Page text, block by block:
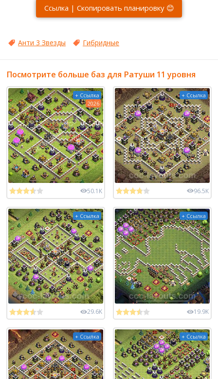
Ссылка | Скопировать планировку 😊
Анти 3 Звезды Гибридные
Посмотрите больше баз для Ратуши 11 уровня
+ Ссылка
2026
50.1K
+ Ссылка
96.5K
+ Ссылка
29.6K
+ Ссылка
19.9K
+ Ссылка + Ссылка